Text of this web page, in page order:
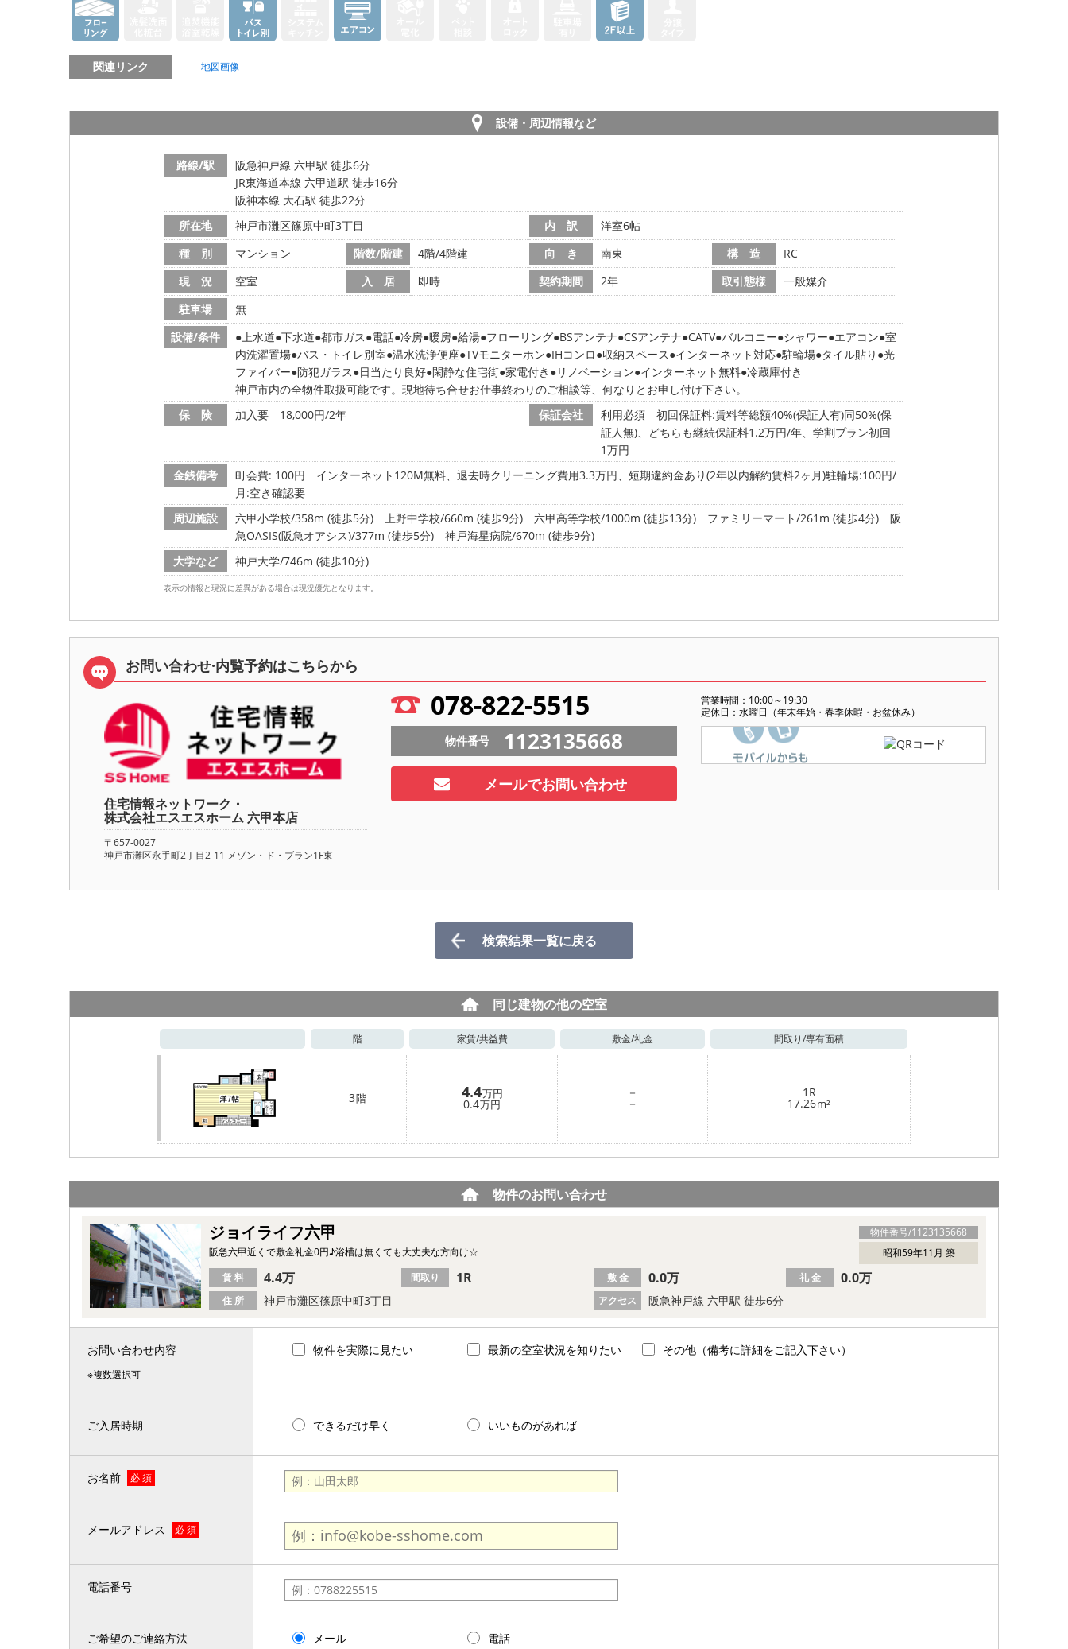
関連リンク 地図画像
設備・周辺情報など
路線/駅
阪急神戸線 六甲駅 徒歩6分
JR東海道本線 六甲道駅 徒歩16分
阪神本線 大石駅 徒歩22分
所在地
神戸市灘区篠原中町3丁目 内 訳
洋室6帖
種 別
マンション 階数/階建 4階/4階建 向 き 南東 構 造
RC
現 況
空室 入 居 即時 契約期間 2年 取引態様
一般媒介
駐車場
無
設備/条件
上水道 下水道 都市ガス 電話 冷房 暖房 給湯 フローリング BSアンテナ CSアンテナ CATV バルコニー シャワー エアコン 室
内洗濯置場 バス・トイレ別室 温水洗浄便座 TVモニターホン IHコンロ 収納スペース インターネット対応 駐輪場 タイル貼り 光
ファイバー 防犯ガラス 日当たり良好 閑静な住宅街 家電付き リノベーション インターネット無料 冷蔵庫付き
神戸市内の全物件取扱可能です。現地待ち合せお仕事終わりのご相談等、何なりとお申し付け下さい。
保 険
加入要 18,000円/2年 保証会社
利用必須 初回保証料:賃料等総額40%(保証人有)同50%(保
証人無)、どちらも継続保証料1.2万円/年、学割プラン初回
1万円
金銭備考
町会費: 100円
インターネット120M無料、退去時クリーニング費用3.3万円、短期違約金あり(2年以内解約賃料2ヶ月)駐輪場:100円/
月:空き確認要
周辺施設
六甲小学校/358m (徒歩5分) 上野中学校/660m (徒歩9分) 六甲高等学校/1000m (徒歩13分) ファミリーマート/261m (徒歩4分)
阪
急OASIS(阪急オアシス)/377m (徒歩5分)
神戸海星病院/670m (徒歩9分)
大学など
神戸大学/746m (徒歩10分)
表示の情報と現況に差異がある場合は現況優先となります。
お問い合わせ·内覧予約はこちらから
住宅情報ネットワーク・
株式会社エスエスホーム 六甲本店
〒657-0027
神戸市灘区永手町2丁目2-11 メゾン・ド・ブラン1F東
078-822-5515
営業時間：10:00～19:30
定休日：水曜日（年末年始・春季休暇・お盆休み）
物件番号 1123135668
メールでお問い合わせ
検索結果一覧に戻る
同じ建物の他の空室
階 家賃/共益費 敷金/礼金 間取り/専有面積
3階 4.4万円
0.4万円
－
－
1R
17.26m²
物件のお問い合わせ
物件番号/1123135668
ジョイライフ六甲
昭和59年11月 築
阪急六甲近くで敷金礼金0円♪浴槽は無くても大丈夫な方向け☆
住 所 神戸市灘区篠原中町3丁目 アクセス 阪急神戸線 六甲駅 徒歩6分
賃 料 4.4万 間取り 1R 敷 金 0.0万 礼 金 0.0万
お問い合わせ内容
※複数選択可
物件を実際に見たい 最新の空室状況を知りたい その他（備考に詳細をご記入下さい）
ご入居時期 できるだけ早く いいものがあれば
お名前 必 須
メールアドレス 必 須
電話番号
ご希望のご連絡方法 メール 電話